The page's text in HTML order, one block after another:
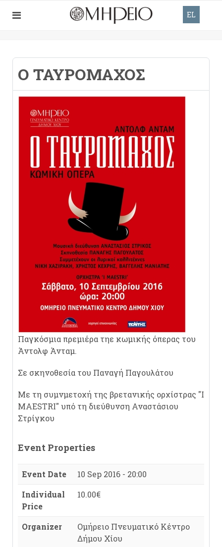
EL
Ο ΤΑΥΡΟΜΆΧΟΣ
Παγκόσμια πρεμιέρα τηε κωμικής όπερας του
Άντολφ Άνταμ.
Σε σκηνοθεσία του Παναγή Παγουλάτου
Με τη συμνμετοχή της βρετανικής ορχίστρας "I
MAESTRI" υπό τη διεύθυνση Αναστάσιου
Στρίγκου
Event Properties
Event Date
10 Sep 2016 - 20:00
Individual
Price
10.00€
Organizer
Ομήρειο Πνευματικό Κέντρο
Δήμου Χίου